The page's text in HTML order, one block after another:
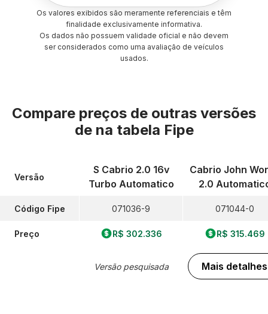
Os valores exibidos são meramente referenciais e têm
finalidade exclusivamente informativa.
Os dados não possuem validade oficial e não devem
ser considerados como uma avaliação de veículos
usados.
Compare preços de outras versões
de na tabela Fipe
Versão
Código Fipe
Preço
S Cabrio 2.0 16v
Turbo Automatico
071036-9
R$ 302.336
Versão pesquisada
Cabrio John
2.0
071044-0
R$ 315.469
Mais detalhes